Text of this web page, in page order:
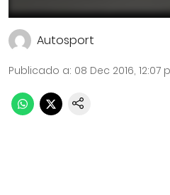
Autosport
Publicado a: 08 Dec 2016, 12:07